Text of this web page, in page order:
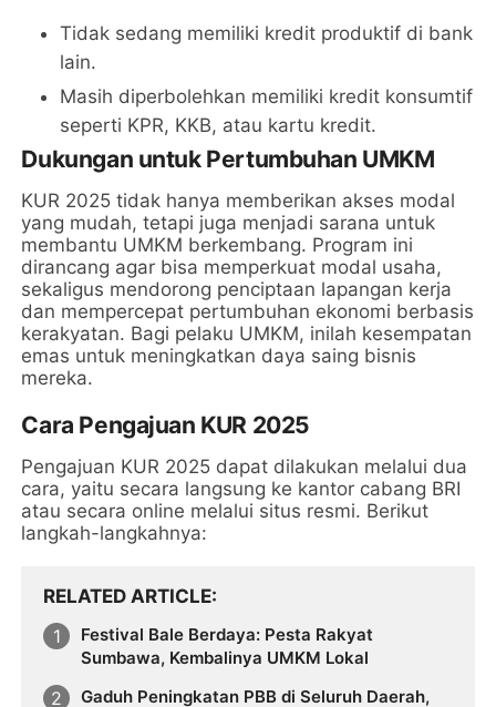
Tidak sedang memiliki kredit produktif di bank
lain.
Masih diperbolehkan memiliki kredit konsumtif
seperti KPR, KKB, atau kartu kredit.
Dukungan untuk Pertumbuhan UMKM
KUR 2025 tidak hanya memberikan akses modal
yang mudah, tetapi juga menjadi sarana untuk
membantu UMKM berkembang. Program ini
dirancang agar bisa memperkuat modal usaha,
sekaligus mendorong penciptaan lapangan kerja
dan mempercepat pertumbuhan ekonomi berbasis
kerakyatan. Bagi pelaku UMKM, inilah kesempatan
emas untuk meningkatkan daya saing bisnis
mereka.
Cara Pengajuan KUR 2025
Pengajuan KUR 2025 dapat dilakukan melalui dua
cara, yaitu secara langsung ke kantor cabang BRI
atau secara online melalui situs resmi. Berikut
langkah-langkahnya:
RELATED ARTICLE
Festival Bale Berdaya: Pesta Rakyat
Sumbawa, Kembalinya UMKM Lokal
Gaduh Peningkatan PBB di Seluruh Daerah,